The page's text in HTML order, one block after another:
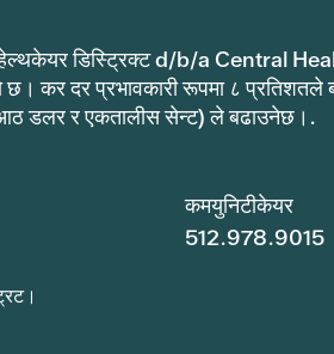
डिस्ट्रिक्ट d/b/a Central
कर दर प्रभावकारी रूपमा ८
डलर र एकतालीस सेन्ट) ले बढाउनेछ।.
कमयुनिटीकेयर
512.978.9015